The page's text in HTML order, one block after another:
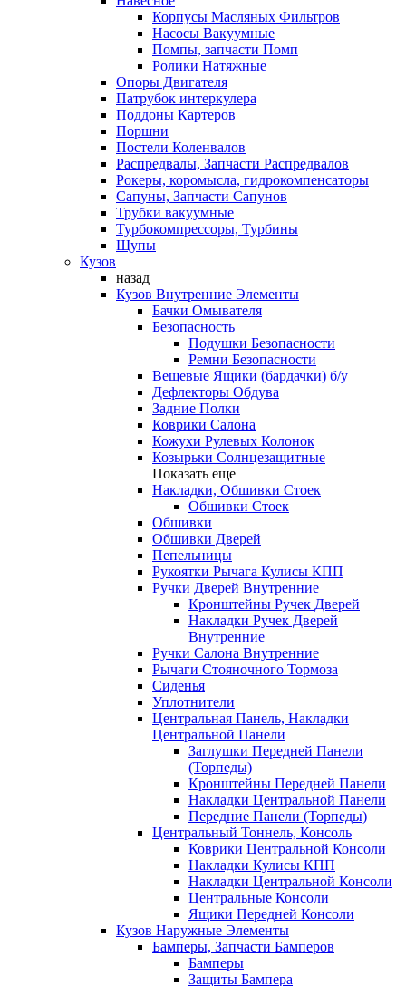
Корпусы Масляных Фильтров
Насосы Вакуумные
Помпы, запчасти Помп
Ролики Натяжные
Опоры Двигателя
Патрубок интеркулера
Поддоны Картеров
Поршни
Постели Коленвалов
Распредвалы, Запчасти Распредвалов
Рокеры, коромысла, гидрокомпенсаторы
Сапуны, Запчасти Сапунов
Трубки вакуумные
Турбокомпрессоры, Турбины
Щупы
Кузов
назад
Кузов Внутренние Элементы
Бачки Омывателя
Безопасность
Подушки Безопасности
Ремни Безопасности
Вещевые Ящики (бардачки) б/у
Дефлекторы Обдува
Задние Полки
Коврики Салона
Кожухи Рулевых Колонок
Козырьки Солнцезащитные
Показать еще
Накладки, Обшивки Стоек
Обшивки Стоек
Обшивки
Обшивки Дверей
Пепельницы
Рукоятки Рычага Кулисы КПП
Ручки Дверей Внутренние
Кронштейны Ручек Дверей
Накладки Ручек Дверей
Внутренние
Ручки Салона Внутренние
Рычаги Стояночного Тормоза
Сиденья
Уплотнители
Центральная Панель, Накладки
Центральной Панели
Заглушки Передней Панели
(Торпеды)
Кронштейны Передней Панели
Накладки Центральной Панели
Передние Панели (Торпеды)
Центральный Тоннель, Консоль
Коврики Центральной Консоли
Накладки Кулисы КПП
Накладки Центральной Консоли
Центральные Консоли
Ящики Передней Консоли
Кузов Наружные Элементы
Бамперы, Запчасти Бамперов
Бамперы
Защиты Бампера